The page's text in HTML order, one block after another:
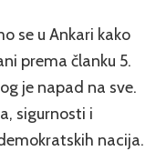
se u Ankari kako
prema članku 5.
je napad na sve.
sigurnosti i
nacija.